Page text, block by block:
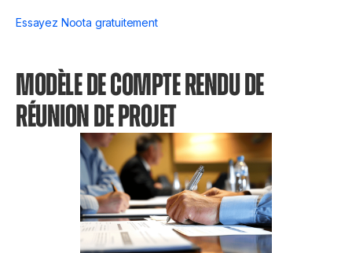
Essayez Noota gratuitement
MODÈLE DE COMPTE RENDU DE
RÉUNION DE PROJET